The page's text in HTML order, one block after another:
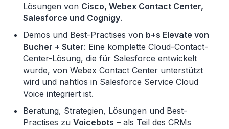
Lösungen von Cisco, Webex Contact Center,
Salesforce und Cognigy.
Demos und Best-Practises von b+s Elevate von
Bucher + Suter: Eine komplette Cloud-Contact-
Center-Lösung, die für Salesforce entwickelt
wurde, von Webex Contact Center unterstützt
wird und nahtlos in Salesforce Service Cloud
Voice integriert ist.
Beratung, Strategien, Lösungen und Best-
Practises zu Voicebots – als Teil des CRMs